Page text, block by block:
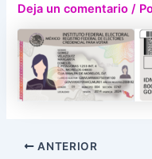
Deja un comentario /
ANTERIOR